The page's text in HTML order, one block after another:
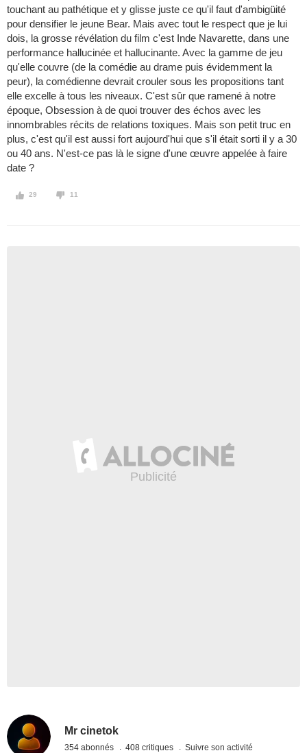
touchant au pathétique et y glisse juste ce qu'il faut d'ambigüité
pour densifier le jeune Bear. Mais avec tout le respect que je lui
dois, la grosse révélation du film c'est Inde Navarette, dans une
performance hallucinée et hallucinante. Avec la gamme de jeu
qu'elle couvre (de la comédie au drame puis évidemment la
peur), la comédienne devrait crouler sous les propositions tant
elle excelle à tous les niveaux. C'est sûr que ramené à notre
époque, Obsession à de quoi trouver des échos avec les
innombrables récits de relations toxiques. Mais son petit truc en
plus, c'est qu'il est aussi fort aujourd'hui que s'il était sorti il y a 30
ou 40 ans. N'est-ce pas là le signe d'une œuvre appelée à faire
date ?
29 11
Mr cinetok
354 abonnés 408 critiques Suivre son activité